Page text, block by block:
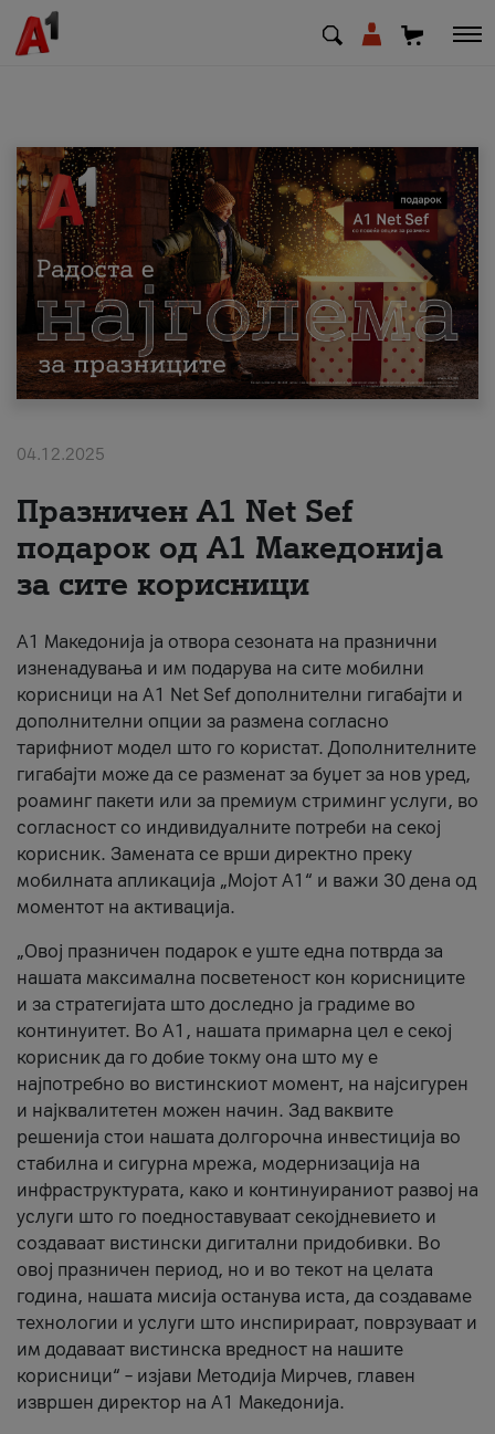
МК EN SQ
Приватни Деловни
Поддршка
Надополни кредит
За нас
#ПодобарОнлајн
04.12.2025
Празничен A1 Net Sеf
подарок од А1 Македонија
за сите корисници
А1 Македонија ја отвора сезоната на празнични
изненадувања и им подарува на сите мобилни
корисници на A1 Net Sef дополнителни гигабајти и
дополнителни опции за размена согласно
тарифниот модел што го користат. Дополнителните
гигабајти може да се разменат за буџет за нов уред,
роаминг пакети или за премиум стриминг услуги, во
согласност со индивидуалните потреби на секој
корисник. Замената се врши директно преку
мобилната апликација „Мојот А1“ и важи 30 дена од
моментот на активација.
„Овој празничен подарок е уште една потврда за
нашата максимална посветеност кон корисниците
и за стратегијата што доследно ја градиме во
континуитет. Во А1, нашата примарна цел е секој
корисник да го добие токму она што му е
најпотребно во вистинскиот момент, на најсигурен
и најквалитетен можен начин. Зад ваквите
решенија стои нашата долгорочна инвестиција во
стабилна и сигурна мрежа, модернизација на
инфраструктурата, како и континуираниот развој на
услуги што го поедноставуваат секојдневието и
создаваат вистински дигитални придобивки. Во
овој празничен период, но и во текот на целата
година, нашата мисија останува иста, да создаваме
технологии и услуги што инспирираат, поврзуваат и
им додаваат вистинска вредност на нашите
корисници“ – изјави Методија Мирчев, главен
извршен директор на А1 Македонија.